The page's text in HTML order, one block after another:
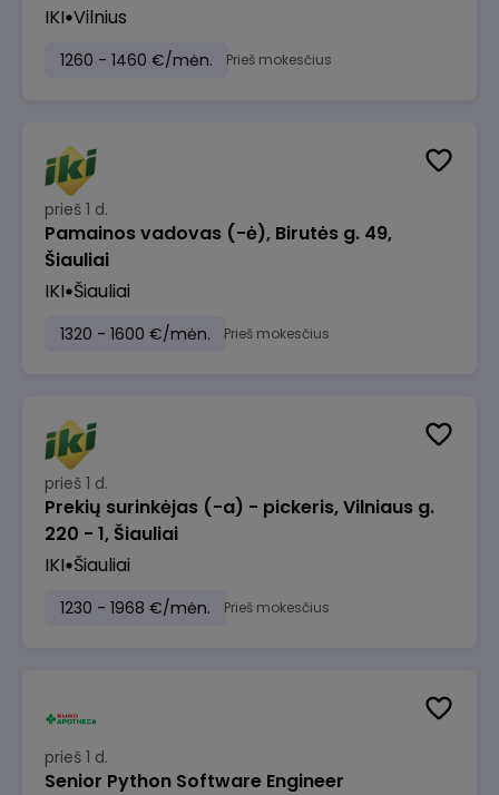
IKI Vilnius
1260 - 1460 €/mėn. Prieš mokesčius
prieš 1 d.
Pamainos vadovas (-ė), Birutės g. 49,
Šiauliai
IKI Šiauliai
1320 - 1600 €/mėn. Prieš mokesčius
prieš 1 d.
Prekių surinkėjas (-a) - pickeris, Vilniaus g.
220 - 1, Šiauliai
IKI Šiauliai
1230 - 1968 €/mėn. Prieš mokesčius
prieš 1 d.
Senior Python Software Engineer